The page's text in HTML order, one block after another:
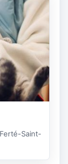
Saint-